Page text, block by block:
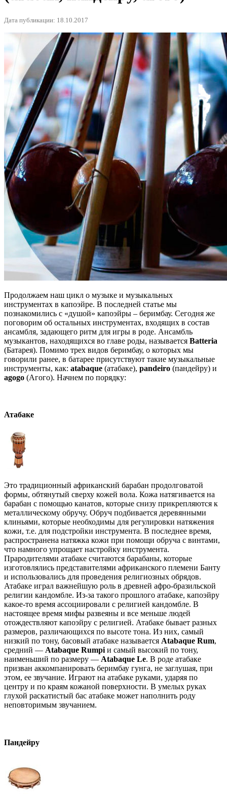
Дата публикации: 18.10.2017
Продолжаем наш цикл о музыке и музыкальных
инструментах в капоэйре. В последней статье мы
познакомились с «душой» капоэйры – беримбау. Сегодня же
поговорим об остальных инструментах, входящих в состав
ансамбля, задающего ритм для игры в роде. Ансамбль
музыкантов, находящихся во главе роды, называется Batteria
(Батарея). Помимо трех видов беримбау, о которых мы
говорили ранее, в батарее присутствуют такие музыкальные
инструменты, как: atabaque (атабаке), pandeiro (пандейру) и
agogo (Агого). Начнем по порядку:
Атабаке
Это традиционный африканский барабан продолговатой
формы, обтянутый сверху кожей вола. Кожа натягивается на
барабан с помощью канатов, которые снизу прикрепляются к
металлическому обручу. Обруч подбивается деревянными
клиньями, которые необходимы для регулировки натяжения
кожи, т.е. для подстройки инструмента. В последнее время,
распространена натяжка кожи при помощи обруча с винтами,
что намного упрощает настройку инструмента.
Прародителями атабаке считаются барабаны, которые
изготовлялись представителями африканского племени Банту
и использовались для проведения религиозных обрядов.
Атабаке играл важнейшую роль в древней афро-бразильской
религии кандомбле. Из-за такого прошлого атабаке, капоэйру
какое-то время ассоциировали с религией кандомбле. В
настоящее время мифы развеяны и все меньше людей
отождествляют капоэйру с религией. Атабаке бывает разных
размеров, различающихся по высоте тона. Из них, самый
низкий по тону, басовый атабаке называется Atabaque Rum,
средний — Atabaque Rumpiи самый высокий по тону,
наименьший по размеру — Atabaque Le. В роде атабаке
призван аккомпанировать беримбау гунга, не заглушая, при
этом, ее звучание. Играют на атабаке руками, ударяя по
центру и по краям кожаной поверхности. В умелых руках
глухой раскатистый бас атабаке может наполнить роду
неповторимым звучанием.
Пандейру